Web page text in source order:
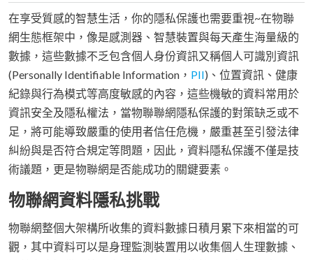
在享受質感的智慧生活，你的隱私保護也需要重視~在物聯
網生態框架中，像是感測器、智慧裝置與每天產生海量級的
數據，這些數據不乏包含個人身份資訊又稱個人可識別資訊
(Personally Identifiable Information， PII)、位置資訊、健康
紀錄與行為模式等高度敏感的內容，這些機敏的資料常用於
資訊安全及隱私權法，當物聯聯網隱私保護的對策缺乏或不
足，將可能導致嚴重的使用者信任危機，嚴重甚至引發法律
糾紛與是否符合規定等問題，因此，資料隱私保護不僅是技
術議題，更是物聯網是否能成功的關鍵要素。
物聯網資料隱私挑戰
物聯網整個大架構所收集的資料數據日積月累下來相當的可
觀，其中資料可以是身理監測裝置用以收集個人生理數據、